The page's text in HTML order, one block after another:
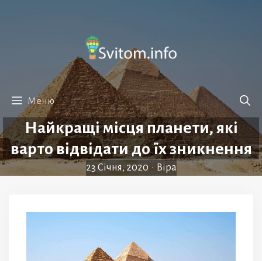
Меню
Найкращі місця планети, які
варто відвідати до їх зникнення
23 Січня, 2020 • Віра